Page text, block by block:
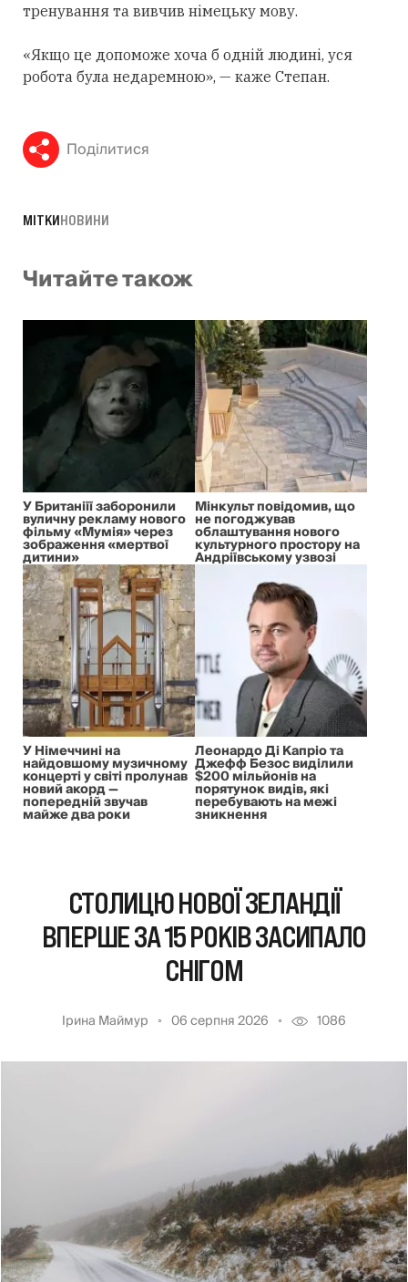
тренування та вивчив німецьку мову.
«Якщо це допоможе хоча б одній людині, уся
робота була недаремною», — каже Степан.
Поділитися
МІТКИНОВИНИ
Читайте також
У Британіїї заборонили
вуличну рекламу нового
фільму «Мумія» через
зображення «мертвої
дитини»
Мінкульт повідомив, що
не погоджував
облаштування нового
культурного простору на
Андріївському узвозі
У Німеччині на
найдовшому музичному
концерті у світі пролунав
новий акорд —
попередній звучав
майже два роки
Леонардо Ді Капріо та
Джефф Безос виділили
$200 мільйонів на
порятунок видів, які
перебувають на межі
зникнення
СТОЛИЦЮ НОВОЇ ЗЕЛАНДІЇ
ВПЕРШЕ ЗА 15 РОКІВ ЗАСИПАЛО
СНІГОМ
Ірина Маймур 06 серпня 2026 1086